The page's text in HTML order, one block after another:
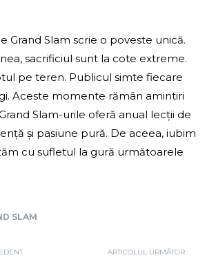
Grand Slam scrie o poveste unică.
sacrificiul sunt la cote extreme.
pe teren. Publicul simte fiecare
Aceste momente rămân amintiri
Slam-urile oferă anual lecții de
și pasiune pură. De aceea, iubim
cu sufletul la gură următoarele
SLAM
ARTICOLUL URMĂTOR